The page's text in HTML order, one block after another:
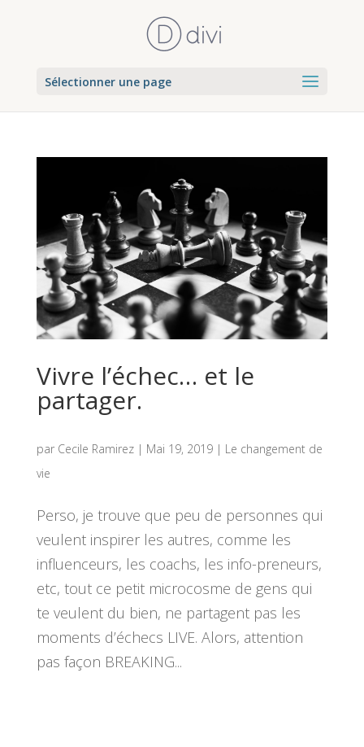
Sélectionner une page
Vivre l’échec… et le
partager.
par Cecile Ramirez| Mai 19, 2019| Le changement de
vie
Perso, je trouve que peu de personnes qui
veulent inspirer les autres, comme les
influenceurs, les coachs, les info-preneurs,
etc, tout ce petit microcosme de gens qui
te veulent du bien, ne partagent pas les
moments d’échecs LIVE. Alors, attention
pas façon BREAKING...